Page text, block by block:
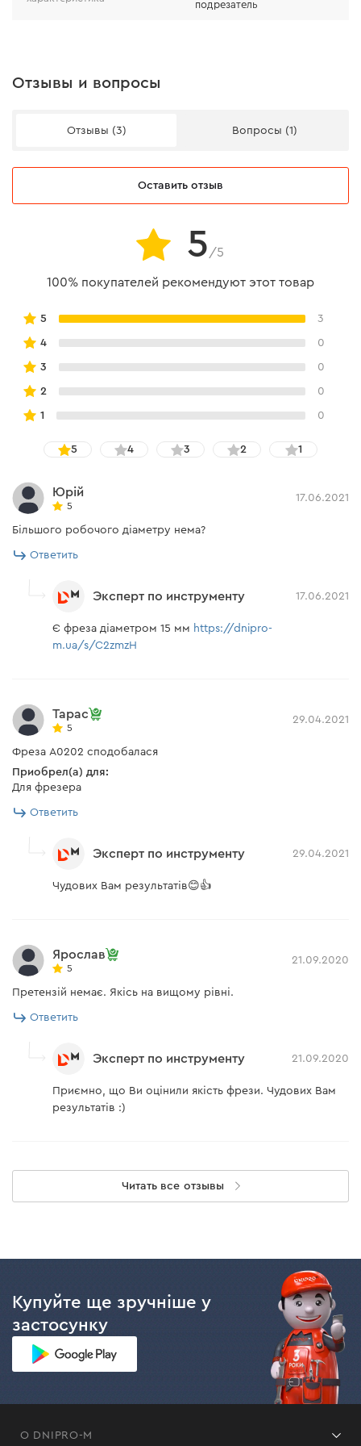
подрезатель
Отзывы и вопросы
Отзывы (3) Вопросы (1)
Оставить отзыв
5 /5
100% покупателей рекомендуют этот товар
5 3
4 0
3 0
2 0
1 0
5 4 3 2 1
Юрій
5
17.06.2021
Більшого робочого діаметру нема?
Ответить
Эксперт по инструменту 17.06.2021
Є фреза діаметром 15 мм https://dnipro-
m.ua/s/C2zmzH
Тарас
5
29.04.2021
Фреза А0202 сподобалася
Приобрел(а) для:
Для фрезера
Ответить
Эксперт по инструменту 29.04.2021
Чудових Вам результатів😊👍
Ярослав
5
21.09.2020
Претензій немає. Якісь на вищому рівні.
Ответить
Эксперт по инструменту 21.09.2020
Приємно, що Ви оцінили якість фрези. Чудових Вам
результатів :)
Читать все отзывы
Купуйте ще зручніше у
застосунку
О DNIPRO-M